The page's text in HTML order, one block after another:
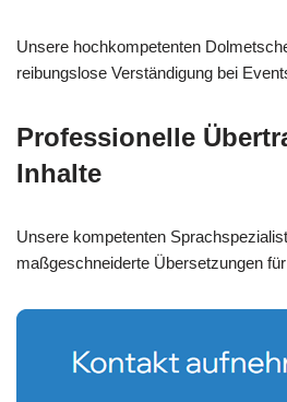
Unsere hochkompetenten
reibungslose Verständigung bei
Professionelle
Inhalte
Unsere kompetenten
maßgeschneiderte Übersetzungen